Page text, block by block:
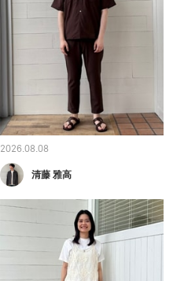
2026.08.08
清藤 雅高